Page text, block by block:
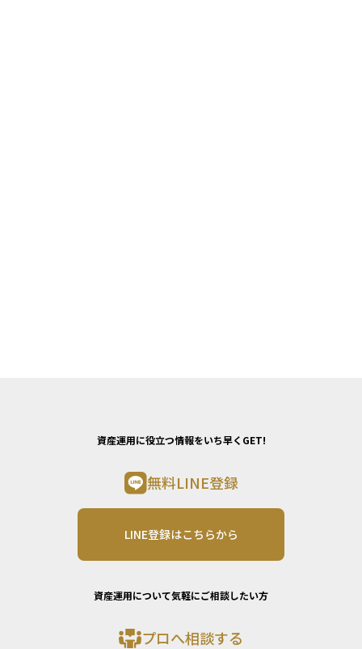
資産運用に役立つ情報をいち早くGET!
無料LINE登録
LINE登録はこちらから
資産運用について気軽にご相談したい方
プロへ相談する